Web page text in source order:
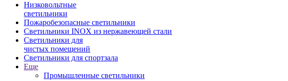
Низковольтные
светильники
Пожаробезопасные светильники
Светильники INOX из нержавеющей стали
Светильники для
чистых помещений
Светильники для спортзала
Еще
Промышленные светильники